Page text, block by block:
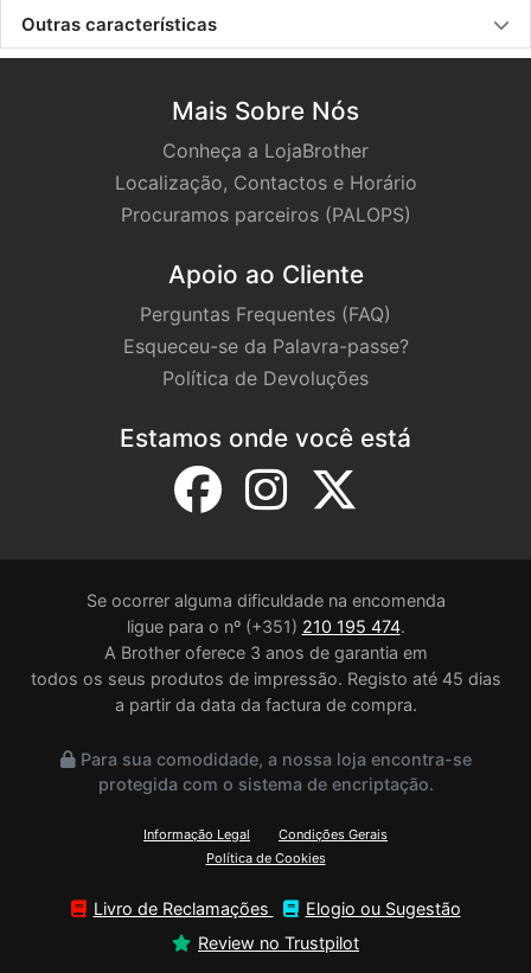
Outras características
Mais Sobre Nós
Conheça a LojaBrother
Localização, Contactos e Horário
Procuramos parceiros (PALOPS)
Apoio ao Cliente
Perguntas Frequentes (FAQ)
Esqueceu-se da Palavra-passe?
Política de Devoluções
Estamos onde você está
Se ocorrer alguma dificuldade na encomenda
ligue para o nº (+351) 210 195 474.
A Brother oferece 3 anos de garantia em
todos os seus produtos de impressão. Registo até 45 dias
a partir da data da factura de compra.
Para sua comodidade, a nossa loja encontra-se
protegida com o sistema de encriptação.
Informação Legal
Condições Gerais
Política de Cookies
Livro de Reclamações
Elogio ou Sugestão
Review no Trustpilot